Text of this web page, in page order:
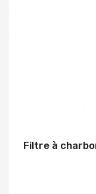
Filtre à